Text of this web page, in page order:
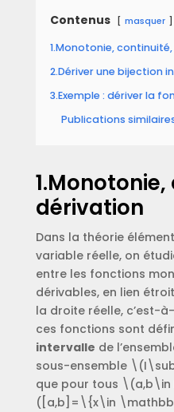
Contenus masquer
1.Monotonie,
2.Dériver une bijection
3.Exemple : dériver la
Publications
dérivation
Dans la théorie
variable réelle, on
entre les fonctions
dérivables, en lien
la droite réelle, c’est-
ces fonctions sont
intervalle de
sous-ensemble
que pour tous
([a,b]=\{x\in